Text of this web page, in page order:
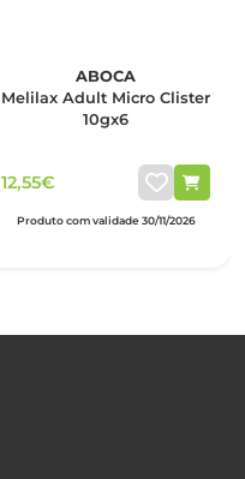
ABOCA
Melilax Adult Micro Clister
10gx6
12,55€
Produto com validade 30/11/2026